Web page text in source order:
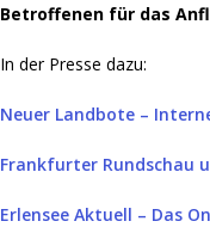
Betroffenen für das
In der Presse dazu:
Neuer Landbote –
Frankfurter Rundschau
Erlensee Aktuell – Das